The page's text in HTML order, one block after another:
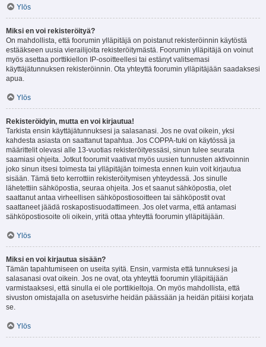
Ylös
Miksi en voi rekisteröityä?
On mahdollista, että foorumin ylläpitäjä on poistanut rekisteröinnin käytöstä
estääkseen uusia vierailijoita rekisteröitymästä. Foorumin ylläpitäjä on voinut
myös asettaa porttikiellon IP-osoitteellesi tai estänyt valitsemasi
käyttäjätunnuksen rekisteröinnin. Ota yhteyttä foorumin ylläpitäjään saadaksesi
apua.
Ylös
Rekisteröidyin, mutta en voi kirjautua!
Tarkista ensin käyttäjätunnuksesi ja salasanasi. Jos ne ovat oikein, yksi
kahdesta asiasta on saattanut tapahtua. Jos COPPA-tuki on käytössä ja
määrittelit olevasi alle 13-vuotias rekisteröityessäsi, sinun tulee seurata
saamiasi ohjeita. Jotkut foorumit vaativat myös uusien tunnusten aktivoinnin
joko sinun itsesi toimesta tai ylläpitäjän toimesta ennen kuin voit kirjautua
sisään. Tämä tieto kerrottiin rekisteröitymisen yhteydessä. Jos sinulle
lähetettiin sähköpostia, seuraa ohjeita. Jos et saanut sähköpostia, olet
saattanut antaa virheellisen sähköpostiosoitteen tai sähköpostit ovat
saattaneet jäädä roskapostisuodattimeen. Jos olet varma, että antamasi
sähköpostiosoite oli oikein, yritä ottaa yhteyttä foorumin ylläpitäjään.
Ylös
Miksi en voi kirjautua sisään?
Tämän tapahtumiseen on useita syitä. Ensin, varmista että tunnuksesi ja
salasanasi ovat oikein. Jos ne ovat, ota yhteyttä foorumin ylläpitäjään
varmistaaksesi, että sinulla ei ole porttikieltoja. On myös mahdollista, että
sivuston omistajalla on asetusvirhe heidän päässään ja heidän pitäisi korjata
se.
Ylös